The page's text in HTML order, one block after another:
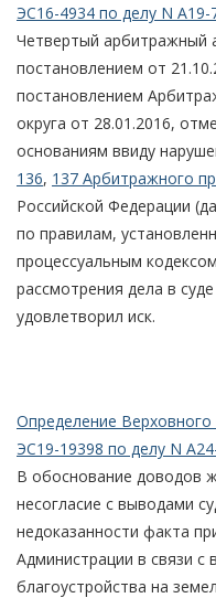
ЭС16-4934 по делу N А19-
Четвертый арбитражный
постановлением от
постановлением
округа от 28.01.2016,
основаниям ввиду
136, 137 Арбитражного
Российской Федерации
по правилам,
процессуальным
рассмотрения дела в
удовлетворил иск.
Определение
ЭС19-19398 по делу N
В обоснование доводов
несогласие с выводами
недоказанности факта
Администрации в связи с
благоустройства на